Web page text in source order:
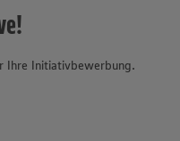
Ihre Initiativbewerbung.